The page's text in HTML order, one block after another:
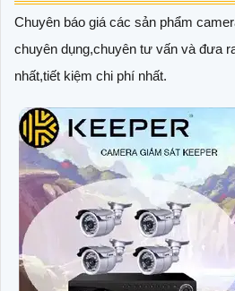
Chuyên báo giá các sản phẩm
chuyên dụng,chuyên tư vấn và đưa
nhất,tiết kiệm chi phí nhất.